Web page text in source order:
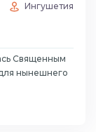
Священным
нынешнего
Ингушетия